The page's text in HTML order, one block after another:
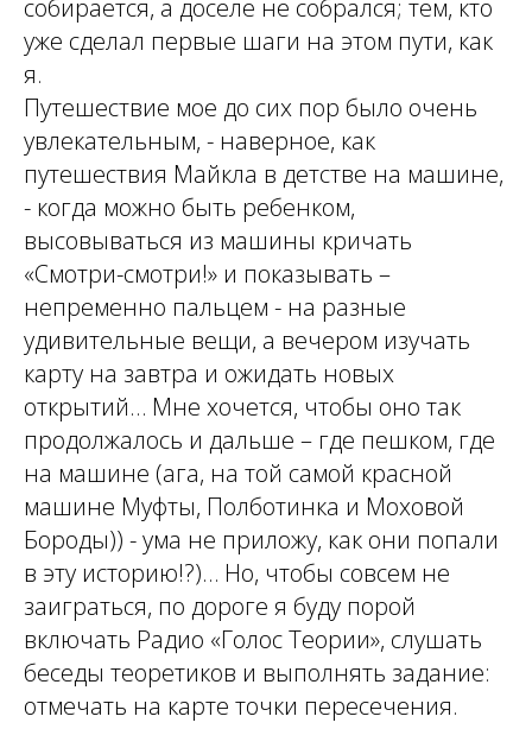
собирается, а доселе не собрался; тем, кто
уже сделал первые шаги на этом пути, как
я.
Путешествие мое до сих пор было очень
увлекательным, - наверное, как
путешествия Майкла в детстве на машине,
- когда можно быть ребенком,
высовываться из машины кричать
«Смотри-смотри!» и показывать –
непременно пальцем - на разные
удивительные вещи, а вечером изучать
карту на завтра и ожидать новых
открытий… Мне хочется, чтобы оно так
продолжалось и дальше – где пешком, где
на машине (ага, на той самой красной
машине Муфты, Полботинка и Моховой
Бороды)) - ума не приложу, как они попали
в эту историю!?)… Но, чтобы совсем не
заиграться, по дороге я буду порой
включать Радио «Голос Теории», слушать
беседы теоретиков и выполнять задание:
отмечать на карте точки пересечения.